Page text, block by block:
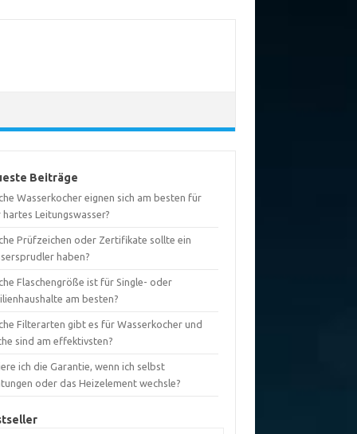
Beiträge
Wasserkocher eignen sich am besten für
hartes Leitungswasser?
Prüfzeichen oder Zertifikate sollte ein
haben?
Flaschengröße ist für Single- oder
am besten?
Filterarten gibt es für Wasserkocher und
sind am effektivsten?
ich die Garantie, wenn ich selbst
oder das Heizelement wechsle?